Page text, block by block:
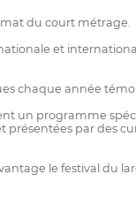
du court métrage.
et
chaque année
un programme
présentées par
le festival du